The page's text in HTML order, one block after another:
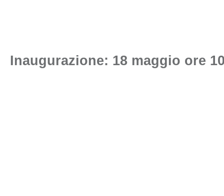
Inaugurazione: 18 maggio ore